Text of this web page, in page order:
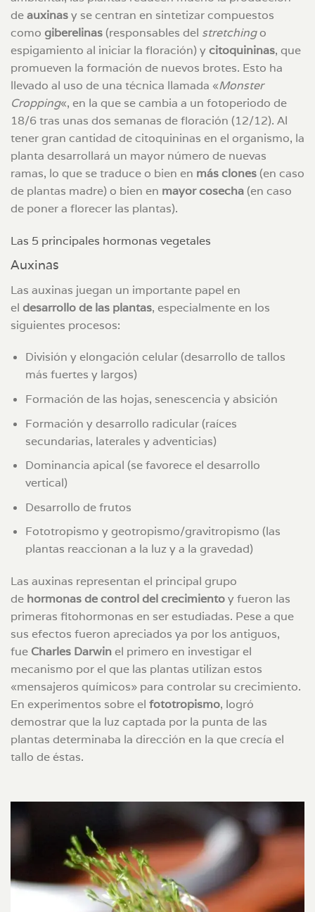
deauxinasy se centran en sintetizar compuestos
como giberelinas (responsables del stretchingo
espigamiento al iniciar la floración) ycitoquininas, que
promueven la formación de nuevos brotes. Esto ha
llevado al uso de una técnica llamada «Monster
Cropping«, en la que se cambia a un fotoperiodo de
18/6 tras unas dos semanas de floración (12/12). Al
tener gran cantidad de citoquininas en el organismo, la
planta desarrollará un mayor número de nuevas
ramas, lo que se traduce o bien en más clones (en caso
de plantas madre) o bien en mayor cosecha (en caso
de poner a florecer las plantas).
Las 5 principales hormonas vegetales
Auxinas
Las auxinas juegan un importante papel en
el desarrollo de las plantas, especialmente en los
siguientes procesos:
División y elongación celular (desarrollo de tallos
más fuertes y largos)
Formación de las hojas, senescencia y absición
Formación y desarrollo radicular (raíces
secundarias, laterales y adventicias)
Dominancia apical (se favorece el desarrollo
vertical)
Desarrollo de frutos
Fototropismo y geotropismo/gravitropismo (las
plantas reaccionan a la luz y a la gravedad)
Las auxinas representan el principal grupo
de hormonas de control del crecimientoy fueron las
primeras fitohormonas en ser estudiadas. Pese a que
sus efectos fueron apreciados ya por los antiguos,
fue Charles Darwin el primero en investigar el
mecanismo por el que las plantas utilizan estos
«mensajeros químicos» para controlar su crecimiento.
En experimentos sobre el fototropismo, logró
demostrar que la luz captada por la punta de las
plantas determinaba la dirección en la que crecía el
tallo de éstas.